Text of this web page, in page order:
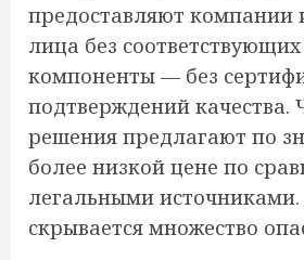
предоставляют компании
лица без
компоненты — без
подтверждений качества.
решения предлагают по
более низкой цене по
легальными
скрывается множество